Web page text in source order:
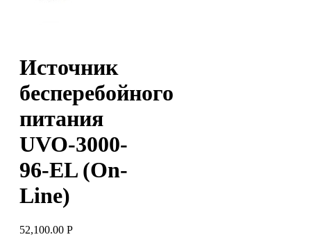
Источник
бесперебойного
питания
UVO-3000-
96-EL (On-
Line)
52,100.00 Р